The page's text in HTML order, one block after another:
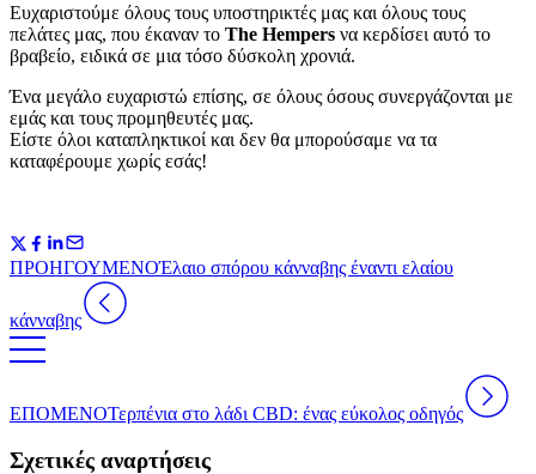
Ευχαριστούμε όλους τους υποστηρικτές μας και όλους τους
πελάτες μας, που έκαναν το The Hempers να κερδίσει αυτό το
βραβείο, ειδικά σε μια τόσο δύσκολη χρονιά.
Ένα μεγάλο ευχαριστώ επίσης, σε όλους όσους συνεργάζονται με
εμάς και τους προμηθευτές μας.
Είστε όλοι καταπληκτικοί και δεν θα μπορούσαμε να τα
καταφέρουμε χωρίς εσάς!
ΠΡΟΗΓΟΥΜΕΝΟΈλαιο σπόρου κάνναβης έναντι ελαίου
κάνναβης
ΕΠΟΜΕΝΟΤερπένια στο λάδι CBD: ένας εύκολος οδηγός
Σχετικές αναρτήσεις